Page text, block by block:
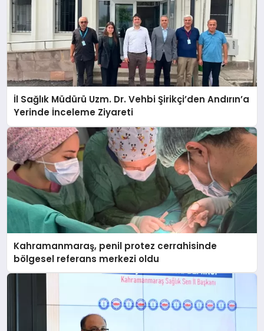
İl Sağlık Müdürü Uzm. Dr. Vehbi Şirikçi’den Andırın’a
Yerinde İnceleme Ziyareti
Kahramanmaraş, penil protez cerrahisinde
bölgesel referans merkezi oldu